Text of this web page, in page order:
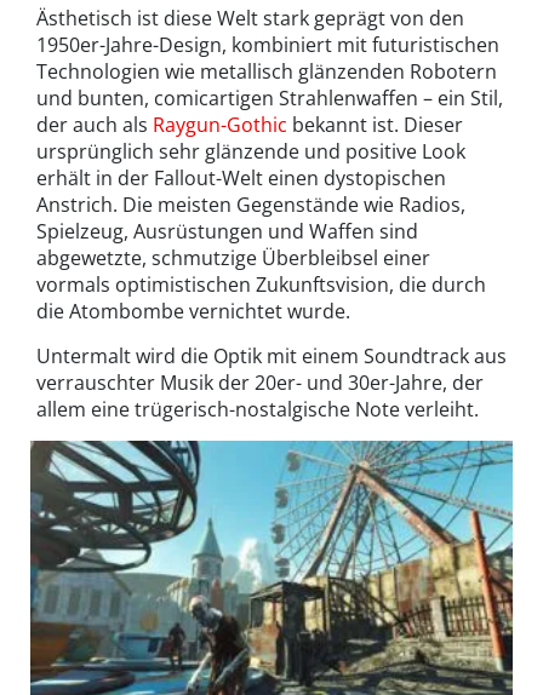
Ästhetisch ist diese Welt stark geprägt von den
1950er-Jahre-Design, kombiniert mit futuristischen
Technologien wie metallisch glänzenden Robotern
und bunten, comicartigen Strahlenwaffen – ein Stil,
der auch als Raygun-Gothic bekannt ist. Dieser
ursprünglich sehr glänzende und positive Look
erhält in der Fallout-Welt einen dystopischen
Anstrich. Die meisten Gegenstände wie Radios,
Spielzeug, Ausrüstungen und Waffen sind
abgewetzte, schmutzige Überbleibsel einer
vormals optimistischen Zukunftsvision, die durch
die Atombombe vernichtet wurde.
Untermalt wird die Optik mit einem Soundtrack aus
verrauschter Musik der 20er- und 30er-Jahre, der
allem eine trügerisch-nostalgische Note verleiht.